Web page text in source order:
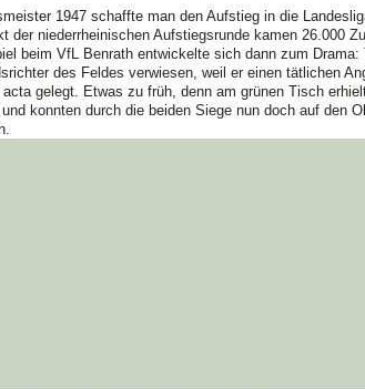
1947 schaffte man den Aufstieg in die
der niederrheinischen Aufstiegsrunde kamen 26.000
beim VfL Benrath entwickelte sich dann zum Drama:
des Feldes verwiesen, weil er einen tätlichen
gelegt. Etwas zu früh, denn am grünen Tisch
konnten durch die beiden Siege nun doch auf den